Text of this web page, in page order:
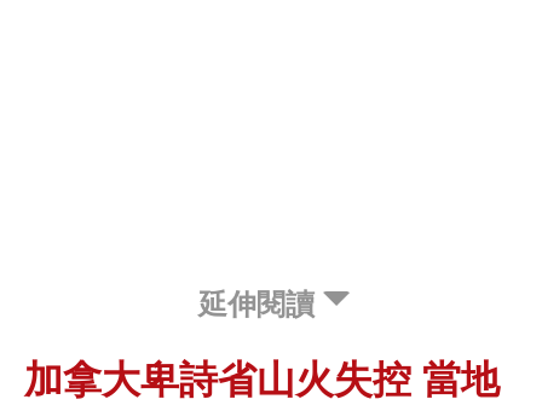
延伸閱讀
加拿大卑詩省山火失控 當地